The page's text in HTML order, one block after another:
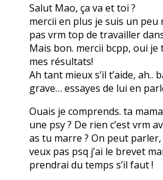
Salut Mao, ça va et toi ?
mercii en plus je suis un peu
pas vrm top de travailler
Mais bon. mercii bcpp, oui je
mes résultats!
Ah tant mieux s’il t’aide, ah..
grave… essayes de lui en
Ouais je comprends. ta
une psy ? De rien c’est vrm
as tu marre ? On peut
veux pas psq j’ai le brevet
prendrai du temps s’il faut !